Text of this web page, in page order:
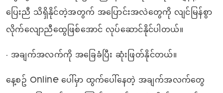
ပြေးညီ သိရှိနိုင်တဲ့အတွက် အပြောင်းအလဲတွေကို လျင်မြန်စွာ
လိုက်လျောညီထွေဖြစ်အောင် လုပ်ဆောင်နိုင်ပါတယ်။
• အချက်အလက်ကို အခြေခံပြီး ဆုံးဖြတ်နိုင်တယ်။
နေ့စဥ် Online ပေါ်မှာ ထွက်ပေါ်နေတဲ့ အချက်အလက်တွေ